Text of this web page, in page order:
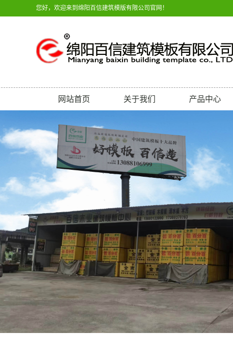
您好，欢迎来到绵阳百信建筑模版有限公司官网！
网站首页 关于我们
联系我们
厂区环境(游仙厂区)
产品中心
建筑木制品
建筑警示类